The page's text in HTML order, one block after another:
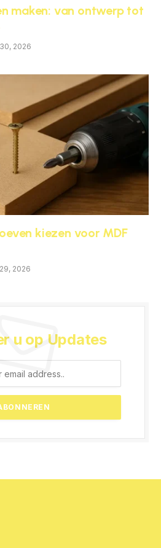
maken: van ontwerp tot
2026
kiezen voor MDF
2026
u op Updates